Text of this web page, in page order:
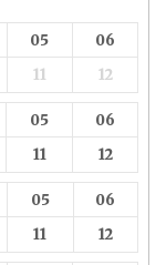
05
06
11 12
05
06
11 12
05
06
11 12